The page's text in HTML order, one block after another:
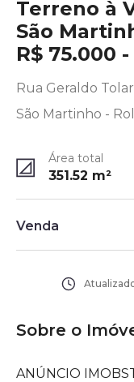
Terreno à
São
R$ 75.000
Rua Geraldo
São Martinho -
Área total
351.52 m²
Venda
Sobre o
ANÚNCIO